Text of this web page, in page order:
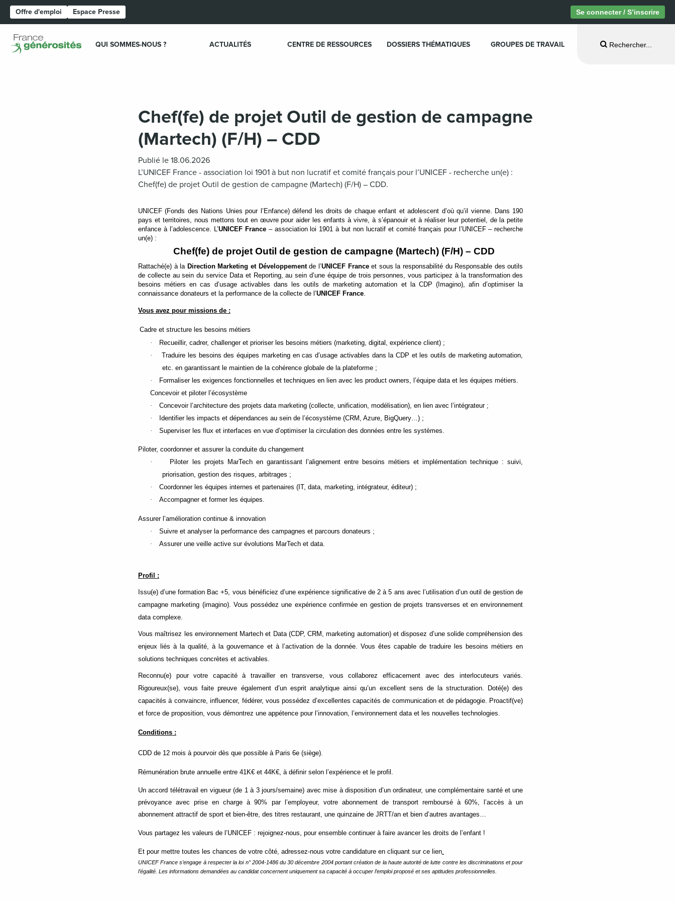
Offre d'emploi Espace Presse Se connecter / S’inscrire
QUI SOMMES-NOUS ? ACTUALITÉS CENTRE DE RESSOURCES DOSSIERS THÉMATIQUES GROUPES DE TRAVAIL Rechercher...
Chef(fe) de projet Outil de gestion de campagne
(Martech) (F/H) – CDD
Publié le 18.06.2026
L’UNICEF France - association loi 1901 à but non lucratif et comité français pour l’UNICEF - recherche un(e) :
Chef(fe) de projet Outil de gestion de campagne (Martech) (F/H) – CDD.
UNICEF (Fonds des Nations Unies pour l’Enfance) défend les droits de chaque enfant et adolescent d’où qu’il vienne. Dans 190
pays et territoires, nous mettons tout en œuvre pour aider les enfants à vivre, à s’épanouir et à réaliser leur potentiel, de la petite
enfance à l’adolescence. L’UNICEF France– association loi 1901 à but non lucratif et comité français pour l’UNICEF – recherche
un(e) :
Chef(fe) de projet Outil de gestion de campagne (Martech) (F/H) – CDD
Rattaché(e) à la Direction Marketing et Développementde l’UNICEF Franceet sous la responsabilité du Responsable des outils
de collecte au sein du service Data et Reporting, au sein d’une équipe de trois personnes, vous participez à la transformation des
besoins métiers en cas d’usage activables dans les outils de marketing automation et la CDP (Imagino), afin d’optimiser la
connaissance donateurs et la performance de la collecte de l’UNICEF France
Vous avez pour missions de :
Cadre et structure les besoins métiers
·
Recueillir, cadrer, challenger et prioriser les besoins métiers (marketing, digital, expérience client) ;
·
Traduire les besoins des équipes marketing en cas d’usage activables dans la CDP et les outils de marketing automation,
etc. en garantissant le maintien de la cohérence globale de la plateforme ;
·
Formaliser les exigences fonctionnelles et techniques en lien avec les product owners, l’équipe data et les équipes métiers.
Concevoir et piloter l’écosystème
·
Concevoir l’architecture des projets data marketing (collecte, unification, modélisation), en lien avec l’intégrateur ;
·
Identifier les impacts et dépendances au sein de l’écosystème (CRM, Azure, BigQuery…) ;
·
Superviser les flux et interfaces en vue d’optimiser la circulation des données entre les systèmes.
Piloter, coordonner et assurer la conduite du changement
·
Piloter les projets MarTech en garantissant l’alignement entre besoins métiers et implémentation technique : suivi,
priorisation, gestion des risques, arbitrages ;
·
Coordonner les équipes internes et partenaires (IT, data, marketing, intégrateur, éditeur) ;
·
Accompagner et former les équipes.
Assurer l’amélioration continue & innovation
·
Suivre et analyser la performance des campagnes et parcours donateurs ;
·
Assurer une veille active sur évolutions MarTech et data.
Profil :
Issu(e) d’une formation Bac +5, vous bénéficiez d’une expérience significative de 2 à 5 ans avec l’utilisation d’un outil de gestion de
campagne marketing (imagino). Vous possédez une expérience confirmée en gestion de projets transverses et en environnement
data complexe.
Vous maîtrisez les environnement Martech et Data (CDP, CRM, marketing automation) et disposez d’une solide compréhension des
enjeux liés à la qualité, à la gouvernance et à l’activation de la donnée. Vous êtes capable de traduire les besoins métiers en
solutions techniques concrètes et activables.
Reconnu(e) pour votre capacité à travailler en transverse, vous collaborez efficacement avec des interlocuteurs variés.
Rigoureux(se), vous faite preuve également d’un esprit analytique ainsi qu’un excellent sens de la structuration. Doté(e) des
capacités à convaincre, influencer, fédérer, vous possédez d’excellentes capacités de communication et de pédagogie. Proactif(ve)
et force de proposition, vous démontrez une appétence pour l’innovation, l’environnement data et les nouvelles technologies.
Conditions :
CDD de 12 mois à pourvoir dès que possible à Paris 6e (siège).
Rémunération brute annuelle entre 41K€ et 44K€, à définir selon l’expérience et le profil.
Un accord télétravail en vigueur (de 1 à 3 jours/semaine) avec mise à disposition d’un ordinateur, une complémentaire santé et une
prévoyance avec prise en charge à 90% par l’employeur, votre abonnement de transport remboursé à 60%, l’accès à un
abonnement attractif de sport et bien-être, des titres restaurant, une quinzaine de JRTT/an et bien d’autres avantages…
Vous partagez les valeurs de l’UNICEF : rejoignez-nous, pour ensemble continuer à faire avancer les droits de l’enfant !
Et pour mettre toutes les chances de votre côté, adressez-nous votre candidature en cliquant sur ce lien
UNICEF France s’engage à respecter la loi n° 2004-1486 du 30 décembre 2004 portant création de la haute autorité de lutte contre les discriminations et pour
l’égalité. Les informations demandées au candidat concernent uniquement sa capacité à occuper l’emploi proposé et ses aptitudes professionnelles.